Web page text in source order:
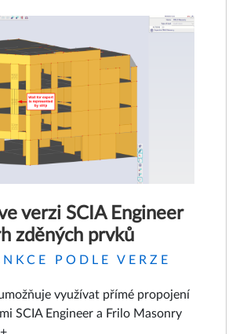
verzi SCIA Engineer
zděných prvků
PODLE VERZE
využívat přímé propojení
SCIA Engineer a Frilo Masonry